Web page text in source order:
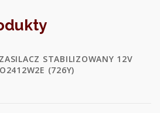
STABILIZOWANY 12V
(726Y)